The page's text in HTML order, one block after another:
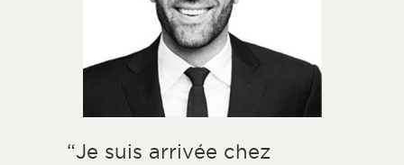
“Je suis arrivée chez